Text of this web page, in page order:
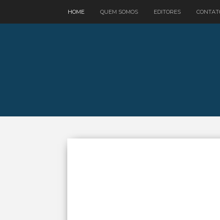
HOME QUEM SOMOS EDITORES